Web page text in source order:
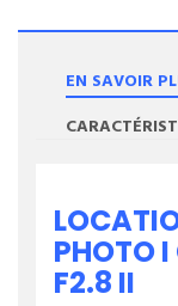
EN SAVOIR
PHOTO
F2.8 II